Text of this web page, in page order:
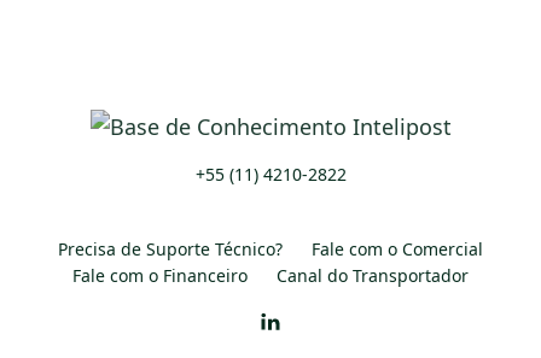
+55 (11) 4210-2822
Precisa de Suporte Técnico?
Fale com o Comercial
Fale com o Financeiro
Canal do Transportador